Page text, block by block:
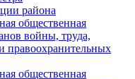
района
общественная
войны, труда,
правоохранительных
общественная